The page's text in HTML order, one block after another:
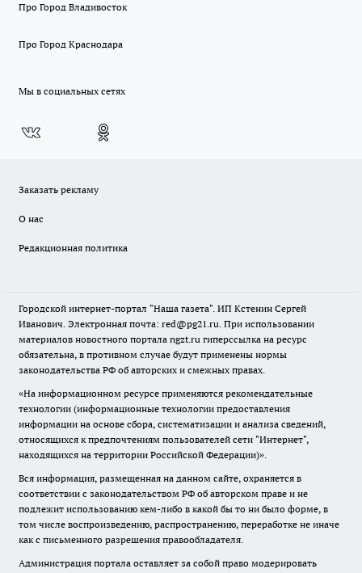
Про Город Владивосток
Про Город Краснодара
Мы в социальных сетях
Заказать рекламу
О нас
Редакционная политика
Городской интернет-портал "Наша газета". ИП Кстенин Сергей
Иванович. Электронная почта: red@pg21.ru. При использовании
материалов новостного портала ngzt.ru гиперссылка на ресурс
обязательна, в противном случае будут применены нормы
законодательства РФ об авторских и смежных правах.
«На информационном ресурсе применяются рекомендательные
технологии (информационные технологии предоставления
информации на основе сбора, систематизации и анализа сведений,
относящихся к предпочтениям пользователей сети "Интернет",
находящихся на территории Российской Федерации)».
Вся информация, размещенная на данном сайте, охраняется в
соответствии с законодательством РФ об авторском праве и не
подлежит использованию кем-либо в какой бы то ни было форме, в
том числе воспроизведению, распространению, переработке не иначе
как с письменного разрешения правообладателя.
Администрация портала оставляет за собой право модерировать